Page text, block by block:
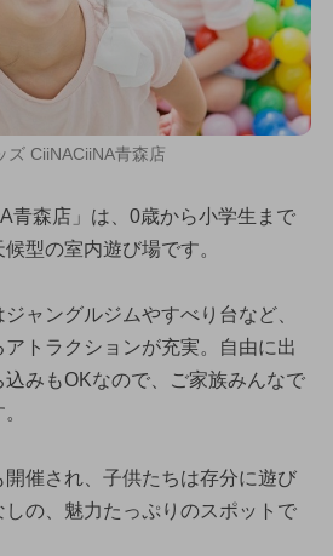
ズ CiiNACiiNA青森店
青森店」は、0歳から小学生まで
型の室内遊び場です。
ャングルジムやすべり台など、
トラクションが充実。自由に出
込みもOKなので、ご家族みんなで
催され、子供たちは存分に遊び
の、魅力たっぷりのスポットで